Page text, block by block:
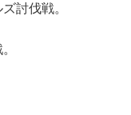
討伐戦。